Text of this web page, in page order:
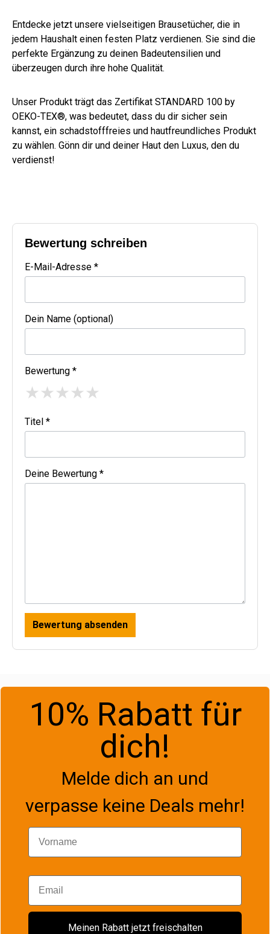
Entdecke jetzt unsere vielseitigen Brausetücher, die in
jedem Haushalt einen festen Platz verdienen. Sie sind die
perfekte Ergänzung zu deinen Badeutensilien und
überzeugen durch ihre hohe Qualität.
Unser Produkt trägt das Zertifikat STANDARD 100 by
OEKO-TEX®, was bedeutet, dass du dir sicher sein
kannst, ein schadstofffreies und hautfreundliches Produkt
zu wählen. Gönn dir und deiner Haut den Luxus, den du
verdienst!
Bewertung schreiben
E-Mail-Adresse *
Dein Name (optional)
Bewertung *
★★★★★
Titel *
Deine Bewertung *
Bewertung absenden
10% Rabatt für
dich!
Melde dich an und
verpasse keine Deals mehr!
Vorname
Email
Meinen Rabatt jetzt freischalten